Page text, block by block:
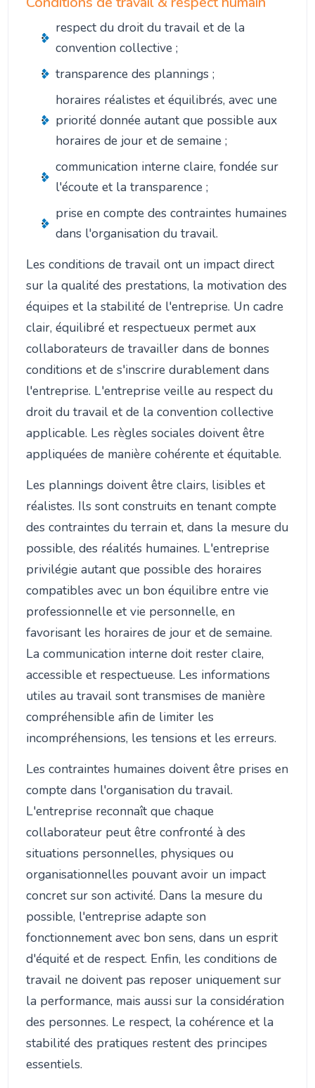
respect du droit du travail et de la
convention collective ;
transparence des plannings ;
horaires réalistes et équilibrés, avec une
priorité donnée autant que possible aux
horaires de jour et de semaine ;
communication interne claire, fondée sur
l'écoute et la transparence ;
prise en compte des contraintes humaines
dans l'organisation du travail.
Les conditions de travail ont un impact direct
sur la qualité des prestations, la motivation des
équipes et la stabilité de l'entreprise. Un cadre
clair, équilibré et respectueux permet aux
collaborateurs de travailler dans de bonnes
conditions et de s'inscrire durablement dans
l'entreprise. L'entreprise veille au respect du
droit du travail et de la convention collective
applicable. Les règles sociales doivent être
appliquées de manière cohérente et équitable.
Les plannings doivent être clairs, lisibles et
réalistes. Ils sont construits en tenant compte
des contraintes du terrain et, dans la mesure du
possible, des réalités humaines. L'entreprise
privilégie autant que possible des horaires
compatibles avec un bon équilibre entre vie
professionnelle et vie personnelle, en
favorisant les horaires de jour et de semaine.
La communication interne doit rester claire,
accessible et respectueuse. Les informations
utiles au travail sont transmises de manière
compréhensible afin de limiter les
incompréhensions, les tensions et les erreurs.
Les contraintes humaines doivent être prises en
compte dans l'organisation du travail.
L'entreprise reconnaît que chaque
collaborateur peut être confronté à des
situations personnelles, physiques ou
organisationnelles pouvant avoir un impact
concret sur son activité. Dans la mesure du
possible, l'entreprise adapte son
fonctionnement avec bon sens, dans un esprit
d'équité et de respect. Enfin, les conditions de
travail ne doivent pas reposer uniquement sur
la performance, mais aussi sur la considération
des personnes. Le respect, la cohérence et la
stabilité des pratiques restent des principes
essentiels.